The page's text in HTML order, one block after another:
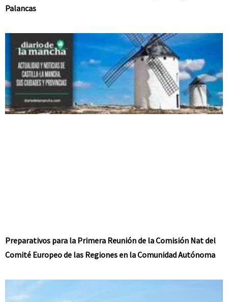
Palancas
Preparativos para la Primera Reunión de la Comisión Nat del
Comité Europeo de las Regiones en la Comunidad Autónoma